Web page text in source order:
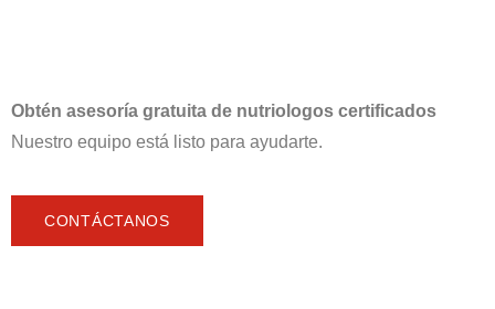
Obtén asesoría gratuita de nutriologos certificados
Nuestro equipo está listo para ayudarte.
CONTÁCTANOS